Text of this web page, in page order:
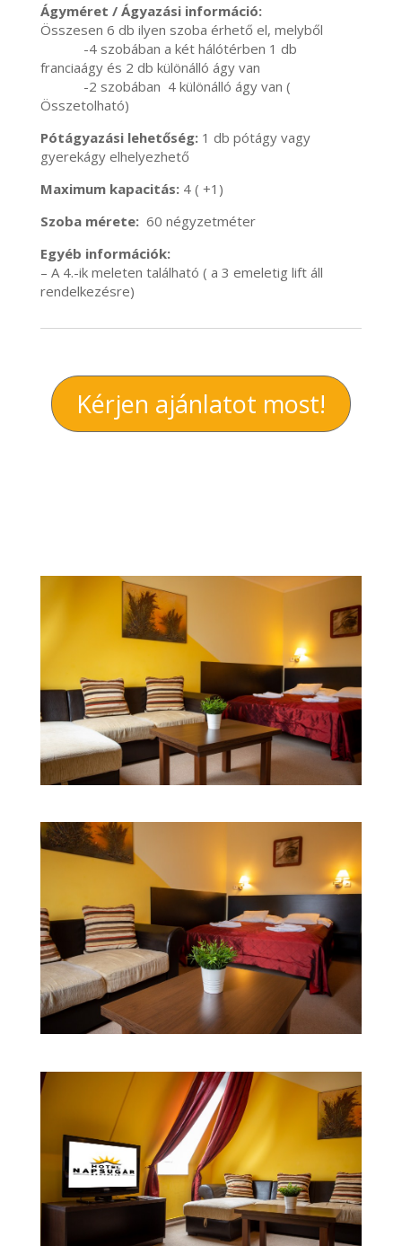
Ágyméret / Ágyazási információ:
Összesen 6 db ilyen szoba érhető el, melyből
-4 szobában a két hálótérben 1 db
franciaágy és 2 db különálló ágy van
-2 szobában 4 különálló ágy van (
Összetolható)
Pótágyazási lehetőség:1 db pótágy vagy
gyerekágy elhelyezhető
Maximum kapacitás:4 ( +1)
Szoba mérete: 60 négyzetméter
Egyéb információk:
– A 4.-ik meleten található ( a 3 emeletig lift áll
rendelkezésre)
Kérjen ajánlatot most!